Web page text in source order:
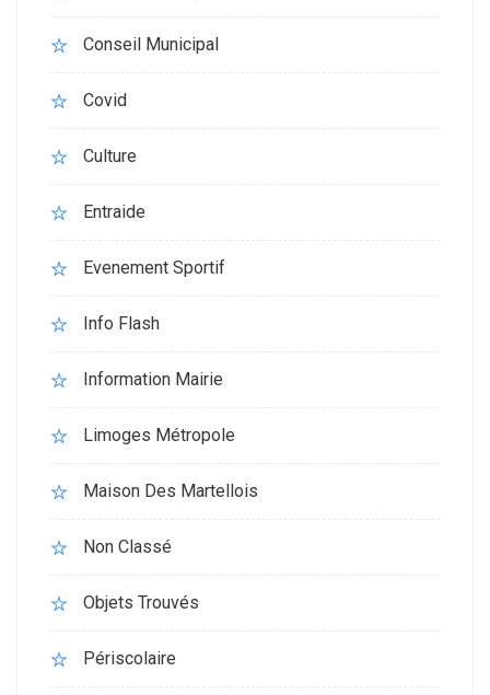
Conseil Municipal
Covid
Culture
Entraide
Evenement Sportif
Info Flash
Information Mairie
Limoges Métropole
Maison Des Martellois
Non Classé
Objets Trouvés
Périscolaire